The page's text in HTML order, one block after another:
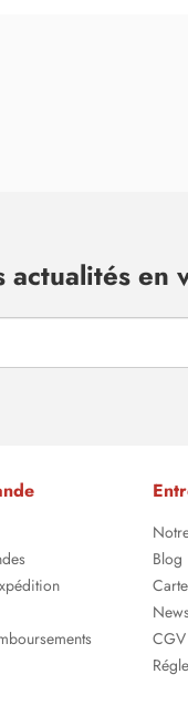
en
Blog